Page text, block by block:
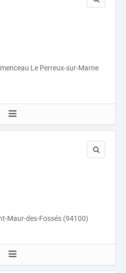
Le Perreux-sur-Marne
Maur-des-Fossés (94100)